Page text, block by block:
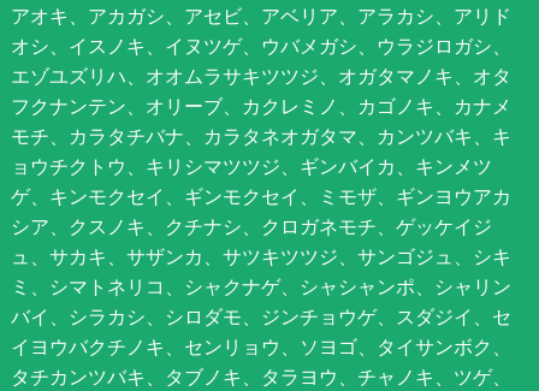
アオキ、アカガシ、アセビ、アベリア、アラカシ、アリド
オシ、イスノキ、イヌツゲ、ウバメガシ、ウラジロガシ、
エゾユズリハ、オオムラサキツツジ、オガタマノキ、オタ
フクナンテン、オリーブ、カクレミノ、カゴノキ、カナメ
モチ、カラタチバナ、カラタネオガタマ、カンツバキ、キ
ョウチクトウ、キリシマツツジ、ギンバイカ、キンメツ
ゲ、キンモクセイ、ギンモクセイ、ミモザ、ギンヨウアカ
シア、クスノキ、クチナシ、クロガネモチ、ゲッケイジ
ュ、サカキ、サザンカ、サツキツツジ、サンゴジュ、シキ
ミ、シマトネリコ、シャクナゲ、シャシャンポ、シャリン
バイ、シラカシ、シロダモ、ジンチョウゲ、スダジイ、セ
イヨウバクチノキ、センリョウ、ソヨゴ、タイサンボク、
タチカンツバキ、タブノキ、タラヨウ、チャノキ、ツゲ、